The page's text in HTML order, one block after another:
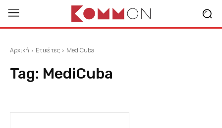
Αρχική Ετικέτες MediCuba
Tag: MediCuba